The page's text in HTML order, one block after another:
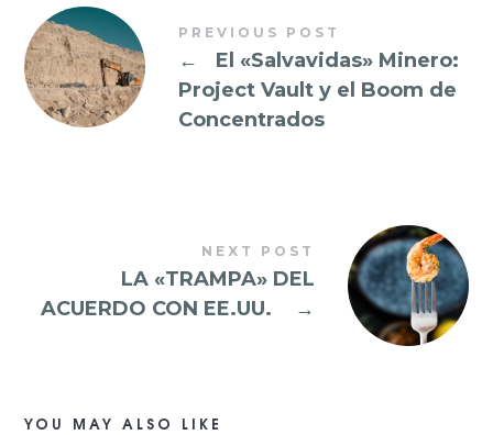
PREVIOUS POST
←
El «Salvavidas» Minero:
Project Vault y el Boom de
Concentrados
NEXT POST
LA «TRAMPA» DEL
ACUERDO CON EE.UU.
→
YOU MAY ALSO LIKE